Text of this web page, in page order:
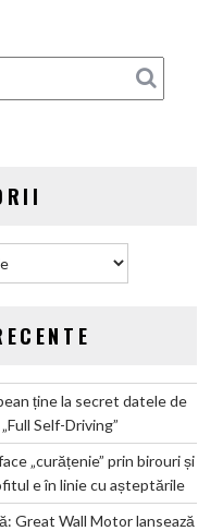
ține la secret datele de
Self-Driving”
„curățenie” prin birouri și
e în linie cu așteptările
Great Wall Motor lansează